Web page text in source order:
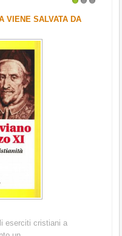
VIENE SALVATA DA
eserciti cristiani a